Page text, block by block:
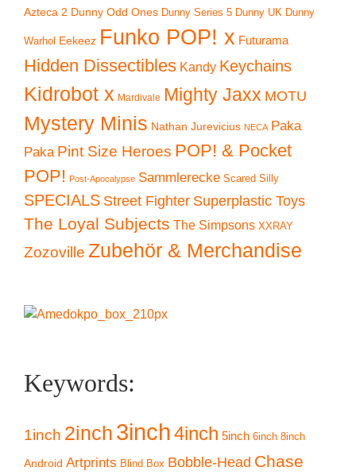
Azteca 2 Dunny Odd Ones Dunny Series 5 Dunny UK Dunny
Warhol Eekeez Funko POP! x Futurama
Hidden Dissectibles Kandy Keychains
Kidrobot x Mardivale Mighty Jaxx MOTU
Mystery Minis Nathan Jurevicius NECA Paka
Paka Pint Size Heroes POP! & Pocket
POP! Post-Apocalypse Sammlerecke Scared Silly
SPECIALS Street Fighter Superplastic Toys
The Loyal Subjects The Simpsons XXRAY
Zozoville Zubehör & Merchandise
Keywords:
1inch 2inch 3inch4inch 5inch 6inch 8inch
Android Artprints Blind Box Bobble-Head Chase